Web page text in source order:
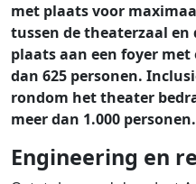
met plaats voor
tussen de theaterzaal en
plaats aan een foyer
dan 625 personen.
rondom het theater
meer dan 1.000 personen.
Engineering en